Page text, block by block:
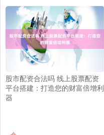
股市配资合法吗 线上股票配资
平台搭建：打造您的财富倍增利
器